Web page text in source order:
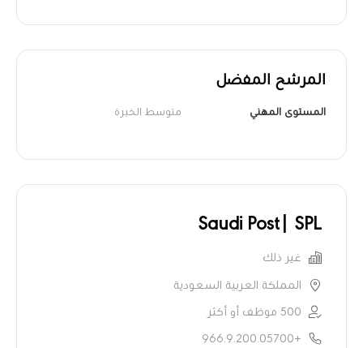
المرشح المفضل
المستوى المهني متوسط الخبرة
Saudi Post| SPL
غير ذلك
المملكة العربية السعودية
500 موظف أو أكثر
+966.9.200.05700